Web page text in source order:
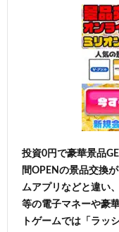
投資0円で豪華景品
間OPENの景品交換
ムアプリなどと違い
等の電子マネーや豪
トゲームでは「ラッ